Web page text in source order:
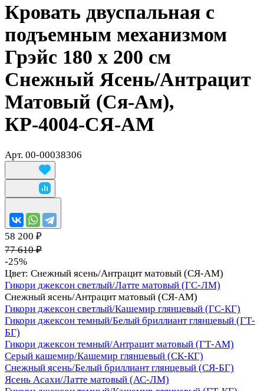
Кровать двуспальная с
подъемным механизмом
Грэйс 180 х 200 см
Снежный Ясень/Антрацит
Матовый (Ся-Ам),
КР-4004-СЯ-АМ
Арт. 00-00038306
58 200 ₽
77 610 ₽
-25%
Цвет: Снежный ясень/Антрацит матовый (СЯ-АМ)
Гикори джексон светлый/Латте матовый (ГС-ЛМ)
Снежный ясень/Антрацит матовый (СЯ-АМ)
Гикори джексон светлый/Кашемир глянцевый (ГС-КГ)
Гикори джексон темный/Белый бриллиант глянцевый (ГТ-
БГ)
Гикори джексон темный/Антрацит матовый (ГТ-АМ)
Серый кашемир/Кашемир глянцевый (СК-КГ)
Снежный ясень/Белый бриллиант глянцевый (СЯ-БГ)
Ясень Асахи/Латте матовый (АС-ЛМ)